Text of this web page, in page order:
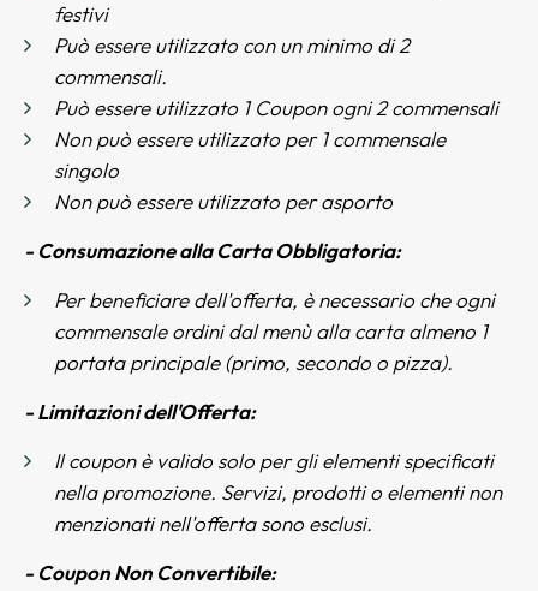
festivi
Può essere utilizzato con un minimo di 2
commensali.
Può essere utilizzato 1 Coupon ogni 2 commensali
Non può essere utilizzato per 1 commensale
singolo
Non può essere utilizzato per asporto
- Consumazione alla Carta Obbligatoria:
Per beneficiare dell'offerta, è necessario che ogni
commensale ordini dal menù alla carta almeno 1
portata principale (primo, secondo o pizza).
- Limitazioni dell'Offerta:
Il coupon è valido solo per gli elementi specificati
nella promozione. Servizi, prodotti o elementi non
menzionati nell'offerta sono esclusi.
- Coupon Non Convertibile: